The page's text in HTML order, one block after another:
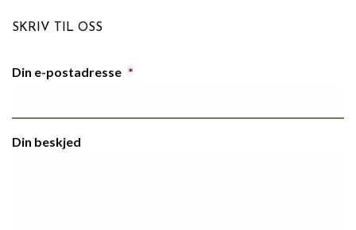
SKRIV TIL OSS
Din e-postadresse *
Din beskjed